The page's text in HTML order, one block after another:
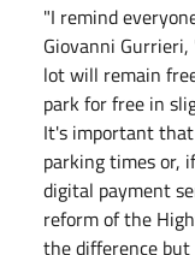
"I remind
Giovanni
lot will remain
park for free in
It's important
parking times or,
digital payment
reform of the
the difference